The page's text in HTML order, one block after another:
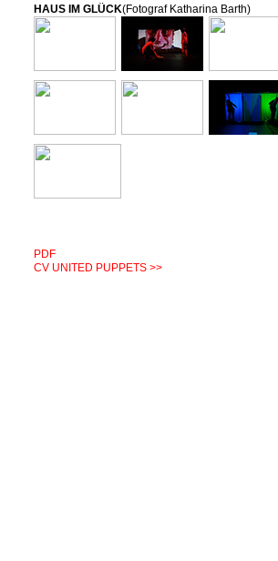
HAUS IM GLÜCK(Fotograf Katharina Barth)
PDF
CV UNITED PUPPETS >>